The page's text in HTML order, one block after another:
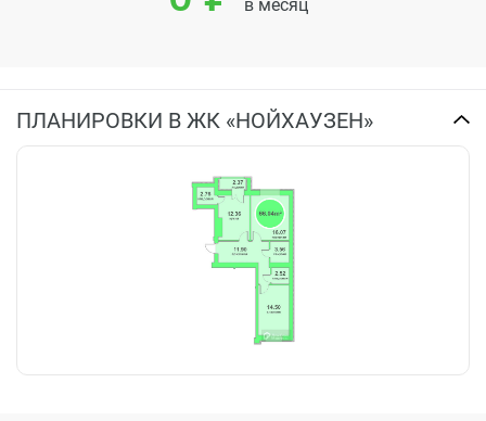
в месяц
ПЛАНИРОВКИ В ЖК «НОЙХАУЗЕН»